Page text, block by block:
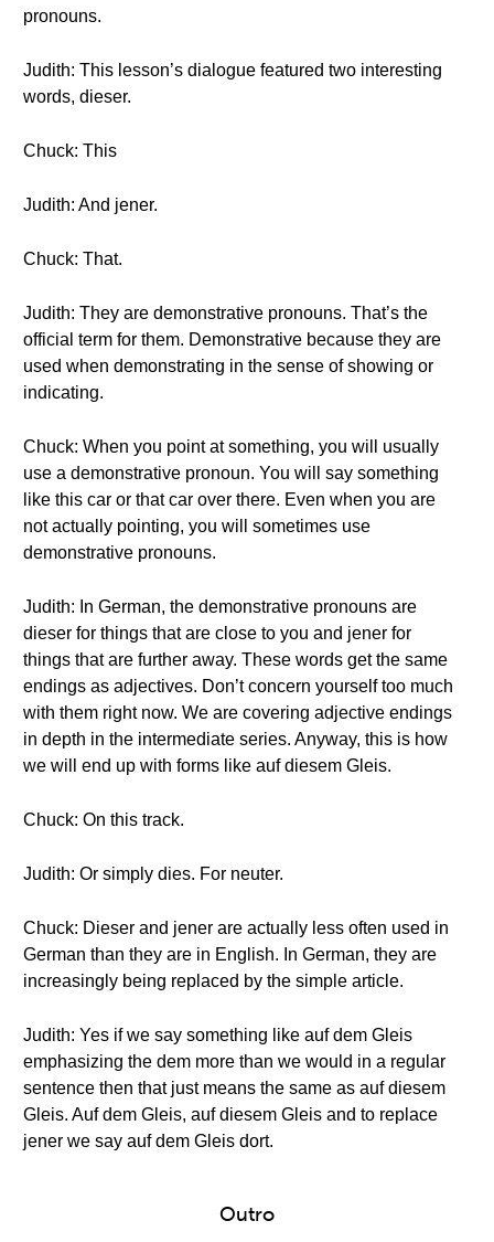
pronouns.
Judith: This lesson’s dialogue featured two interesting
words, dieser.
Chuck: This
Judith: And jener.
Chuck: That.
Judith: They are demonstrative pronouns. That’s the
official term for them. Demonstrative because they are
used when demonstrating in the sense of showing or
indicating.
Chuck: When you point at something, you will usually
use a demonstrative pronoun. You will say something
like this car or that car over there. Even when you are
not actually pointing, you will sometimes use
demonstrative pronouns.
Judith: In German, the demonstrative pronouns are
dieser for things that are close to you and jener for
things that are further away. These words get the same
endings as adjectives. Don’t concern yourself too much
with them right now. We are covering adjective endings
in depth in the intermediate series. Anyway, this is how
we will end up with forms like auf diesem Gleis.
Chuck: On this track.
Judith: Or simply dies. For neuter.
Chuck: Dieser and jener are actually less often used in
German than they are in English. In German, they are
increasingly being replaced by the simple article.
Judith: Yes if we say something like auf dem Gleis
emphasizing the dem more than we would in a regular
sentence then that just means the same as auf diesem
Gleis. Auf dem Gleis, auf diesem Gleis and to replace
jener we say auf dem Gleis dort.
Outro